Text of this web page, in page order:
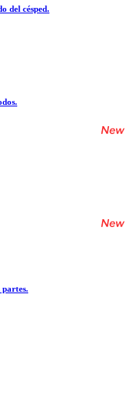
del césped.
partes.